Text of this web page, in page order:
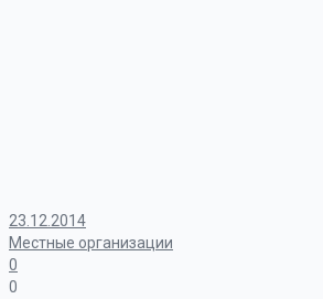
23.12.2014
Местные организации
0
0